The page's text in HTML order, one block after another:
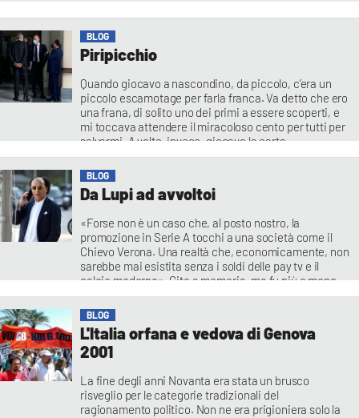
le esternazioni-bordate degli Autori che venendo
anche dalla sinistra comunista oggi sono i primi e
assoluti detrattori dei partiti formatisi da quella
BLOG
Piripicchio
Quando giocavo a nascondino, da piccolo, c’era un
piccolo escamotage per farla franca. Va detto che ero
una frana, di solito uno dei primi a essere scoperti, e
mi toccava attendere il miracoloso cento per tutti per
salvarmi. A volte, invece, giocavo la carta
del piripicchio. Il piripicchio era quella parola magica
che indicava una presunta irregolarità nel gioco in
BLOG
Da Lupi ad avvoltoi
«Forse non è un caso che, al posto nostro, la
promozione in Serie A tocchi a una società come il
Chievo Verona. Una realtà che, economicamente, non
sarebbe mai esistita senza i soldi delle pay tv e il
calcio moderno». Cito a memoria, ma fu più o meno
così che nella tarda primavera del 2001
BLOG
L'Italia orfana e vedova di Genova
2001
La fine degli anni Novanta era stata un brusco
risveglio per le categorie tradizionali del
ragionamento politico. Non ne era prigioniera solo la